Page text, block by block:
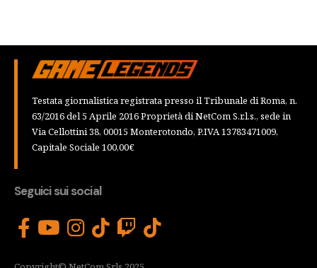
Testata giornalistica registrata presso il Tribunale di Roma, n.
63/2016 del 5 Aprile 2016 Proprietà di NetCom S.r.l.s., sede in
Via Cellottini 38, 00015 Monterotondo, P.IVA 13783471009,
Capitale Sociale 100,00€
Seguici sui social